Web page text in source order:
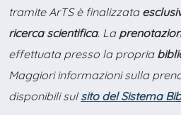
tramite ArTS è finalizzata
ricerca scientifica. La
effettuata presso la propria
Maggiori informazioni sulla
disponibili sul sito del Sistema